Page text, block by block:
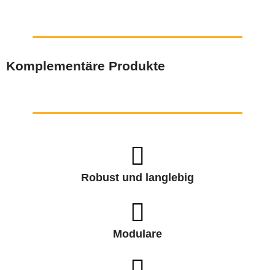
Komplementäre Produkte
Robust und langlebig
Modulare